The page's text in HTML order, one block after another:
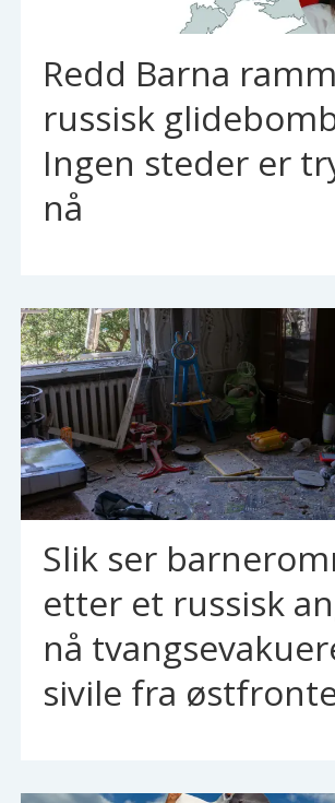
Redd Barna
russisk
Ingen steder er
nå
Slik ser
etter et russisk
nå
sivile fra